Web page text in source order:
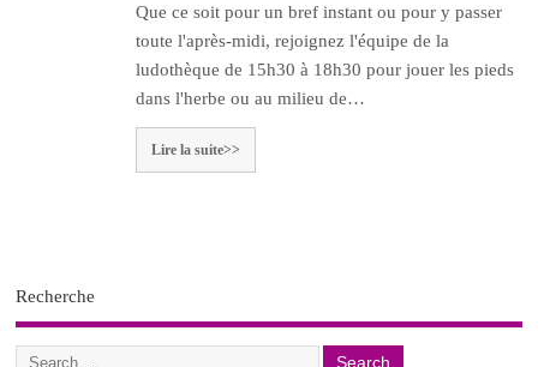
Que ce soit pour un bref instant ou pour y passer
toute l'après-midi, rejoignez l'équipe de la
ludothèque de 15h30 à 18h30 pour jouer les pieds
dans l'herbe ou au milieu de…
Lire la suite>>
Recherche